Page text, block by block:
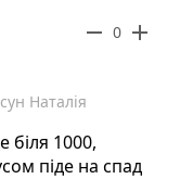
remove 0 add
Наталія
біля 1000,
піде на спад